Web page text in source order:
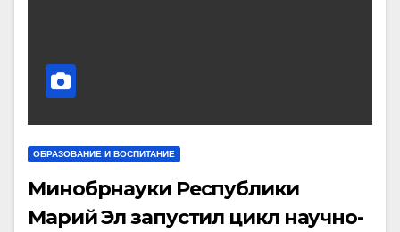
ОБРАЗОВАНИЕ И ВОСПИТАНИЕ
Минобрнауки Республики
Марий Эл запустил цикл научно-